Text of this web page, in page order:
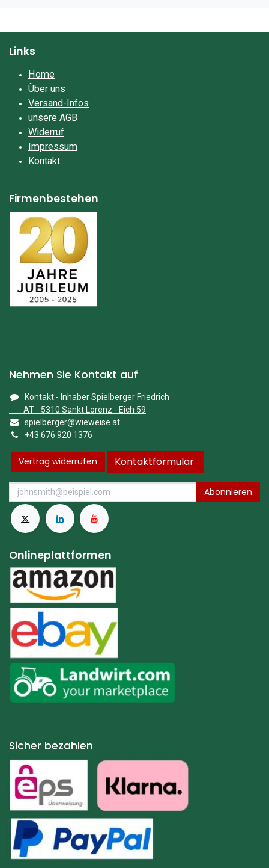
Links
Home
Über uns
Versand-Infos
unsere AGB
Widerruf
Impressum​
Kontakt
Firmenbestehen
Nehmen Sie Kontakt auf
Kontakt - Inhaber Spielberger Friedrich
AT - 5310 Sankt Lorenz - Eich 59
spielberger@wieweise.at
+43 676 920 1376
Vertrag widerrufen Kontaktformular
Abonnieren
Onlineplattformen
Sicher bezahlen